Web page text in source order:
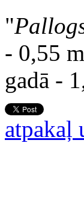
"
- 0,55
gadā -
atpakaļ